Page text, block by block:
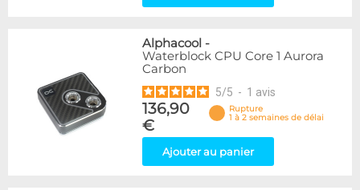
Alphacool -
Waterblock CPU Core 1 Aurora
Carbon
5/5 - 1 avis
136,90
€
Rupture
1 à 2 semaines de délai
Ajouter au panier